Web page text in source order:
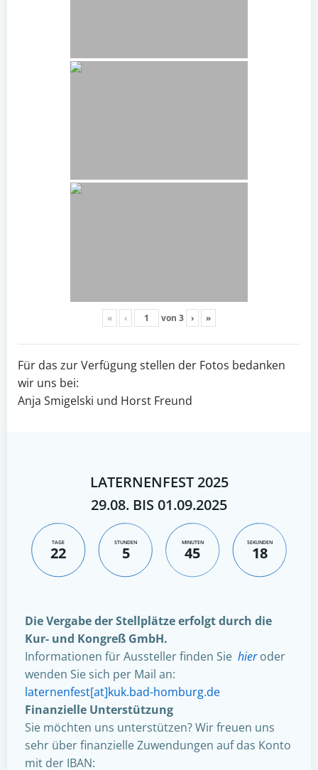
« ‹ von 3 › »
Für das zur Verfügung stellen der Fotos bedanken
wir uns bei:
Anja Smigelski und Horst Freund
LATERNENFEST 2025
29.08. BIS 01.09.2025
TAGE
22
STUNDEN
5
MINUTEN
45
SEKUNDEN
17
Die Vergabe der Stellplätze erfolgt durch die
Kur- und Kongreß GmbH.
Informationen für Aussteller finden Sie hieroder
wenden Sie sich per Mail an:
laternenfest[at]kuk.bad-homburg.de
Finanzielle Unterstützung
Sie möchten uns unterstützen? Wir freuen uns
sehr über finanzielle Zuwendungen auf das Konto
mit der IBAN: